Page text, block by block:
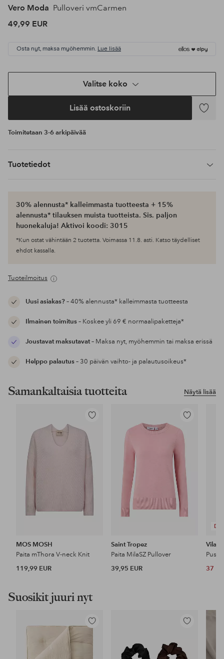
Vero Moda Pulloveri vmCarmen
49,99 EUR
Osta nyt, maksa myöhemmin. Lue lisää
Valitse koko
Lisää ostoskoriin
Lisää
Toimitetaan 3-6 arkipäivää
Tuotetiedot
30% alennusta* kalleimmasta tuotteesta + 15%
alennusta* tilauksen muista tuotteista. Sis. paljon
huonekaluja! Aktivoi koodi: 3015
*Kun ostat vähintään 2 tuotetta. Voimassa 11.8. asti. Katso täydelliset
ehdot kassalla.
Tuoteilmoitus
Uusi asiakas?– 40% alennusta* kalleimmasta tuotteesta
Ilmainen toimitus– Koskee yli 69 € normaalipaketteja*
Joustavat maksutavat– Maksa nyt, myöhemmin tai maksa erissä
Helppo palautus– 30 päivän vaihto- ja palautusoikeus*
Näytä lisää
Samankaltaisia tuotteita
Lisää
MOS MOSH
Paita mThora V-neck Knit
119,99 EUR
Lisää
suosikkeihin
Saint Tropez
Paita MilaSZ Pullover
39,95 EUR
Vila
37
Suosikit juuri nyt
Lisää
Lisää